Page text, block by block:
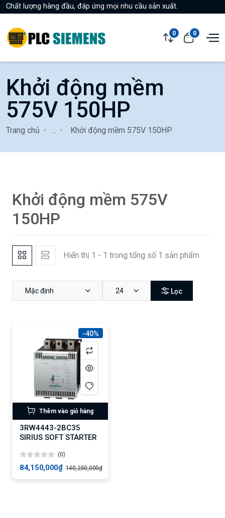
Chất lượng hàng đầu, đáp ứng mọi nhu cầu sản xuất.
0 0
Khởi động mềm
575V 150HP
Trang chủ Khởi động mềm 575V 150HP
Khởi động mềm 575V
150HP
Hiển thị 1 - 1 trong tổng số 1 sản phẩm
Mặc định 24 Lọc
-40%
Thêm vào giỏ hàng
3RW4443-2BC35
SIRIUS SOFT STARTER
(0)
84,150,000₫ 140,250,000₫